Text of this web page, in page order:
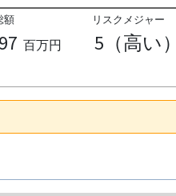
額
百万円
リスクメジャー
5（高い）